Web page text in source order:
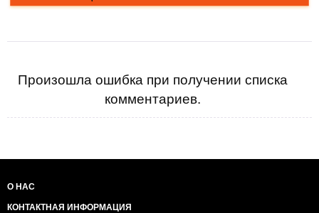
Произошла ошибка при получении списка
комментариев.
О НАС
КОНТАКТНАЯ ИНФОРМАЦИЯ